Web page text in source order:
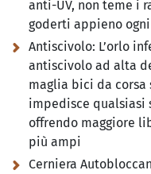
anti-UV, non teme i
goderti appieno
Antiscivolo: L’orlo
antiscivolo ad alta
maglia bici da
impedisce qualsiasi
offrendo maggiore
più ampi
Cerniera